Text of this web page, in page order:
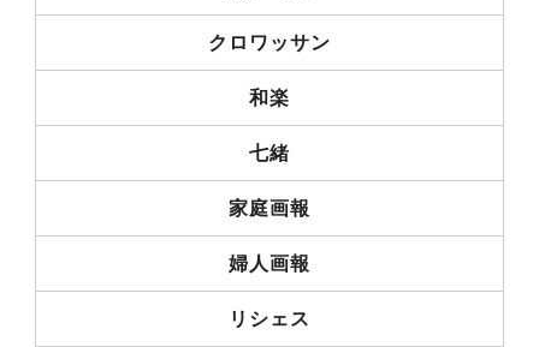
クロワッサン
和楽
七緒
家庭画報
婦人画報
リシェス